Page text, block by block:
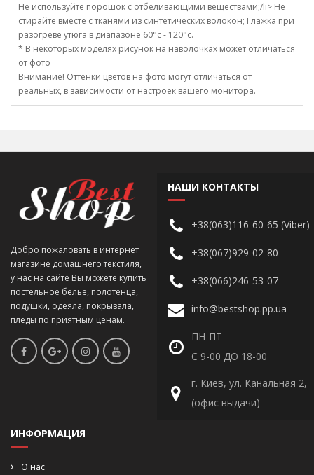
Не используйте порошок с отбеливающими веществами;/li> Не
стирайте вместе с тканями из синтетических волокон; Глажка при
разогреве утюга в диапазоне 60°c - 120°c.
* В некоторых моделях рисунок на наволочках может отличаться
от фото
Внимание! Оттенки цветов на фото могут отличаться от
реальных, в зависимости от настроек вашего монитора.
Добро пожаловать в интернет
магазине домашнего текстиля,
у нас на сайте Вы можете купить
постельное белье, полотенца,
подушки, одеяла, покрывала,
пледы по приятным ценам.
НАШИ КОНТАКТЫ
+38(063)116-60-65 (Viber)
+38(067)929-02-80
+38(066)246-53-07
info@bestshop.pp.ua
ПН-ПТ
С 9-00 ДО 18-00
г. Киев, ул. Канальная 2,
(офис выдачи)
ИНФОРМАЦИЯ
О нас